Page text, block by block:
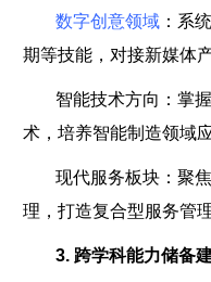
数字创意领域 ：系
期等技能，对接新媒体
智能技术方向：掌握
术，培养智能制造领域
现代服务板块：聚
理，打造复合型服务管
3. 跨学科能力储备